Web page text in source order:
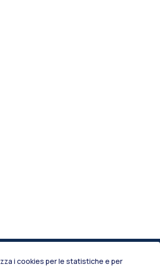
i cookies per le statistiche e per